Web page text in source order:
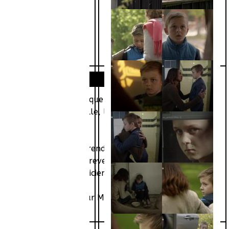
et Arthur, le fils que Mathieu a eu avec Émilie,
devant toute la famille, le petit garçon prononce
traces.
heure passée rend plus inquiétante la
que personne ne revendique l’enlèvement.
plus suspecte aux policiers. Après tout, légalement,
Soupçonnée par Mathieu et par la police, Luisa